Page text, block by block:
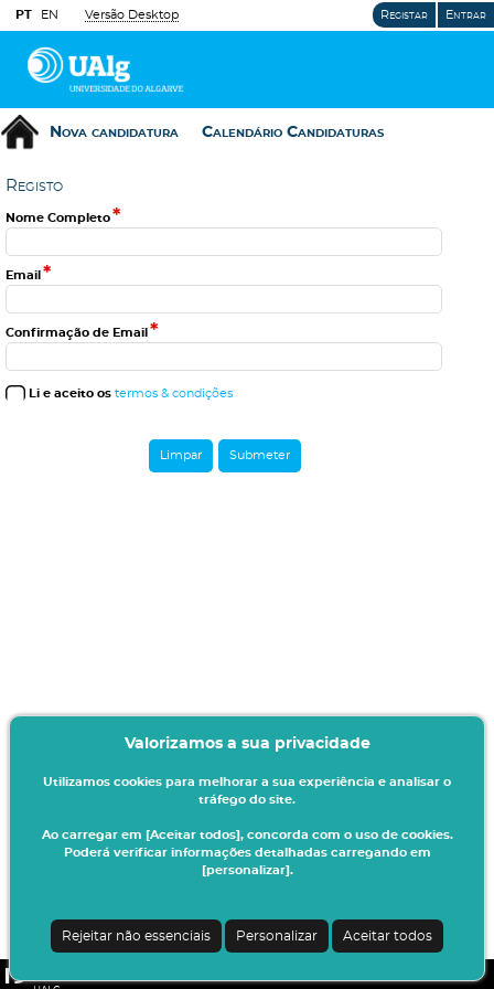
PT EN Versão Desktop Registar Entrar
Nova candidatura Calendário Candidaturas
Registo
Nome Completo*
Email *
Confirmação de Email *
Li e aceito os termos & condições
Valorizamos a sua privacidade
Utilizamos cookies para melhorar a sua experiência e analisar o
tráfego do site.
Ao carregar em [Aceitar todos], concorda com o uso de cookies.
Poderá verificar informações detalhadas carregando em
[personalizar].
Rejeitar não essenciais Personalizar Aceitar todos